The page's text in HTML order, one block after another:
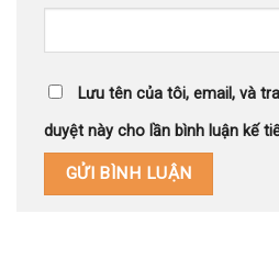
Lưu tên của tôi, email, và
duyệt này cho lần bình luận kế